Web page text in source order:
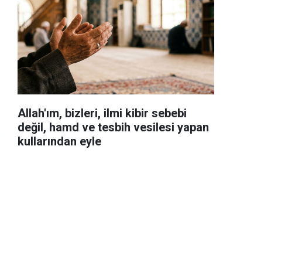
Allah'ım, bizleri, ilmi kibir sebebi
değil, hamd ve tesbih vesilesi yapan
kullarından eyle